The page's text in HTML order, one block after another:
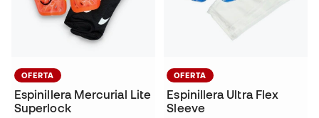
OFERTA
Espinillera Mercurial Lite
Superlock
OFERTA
Espinillera Ultra Flex
Sleeve